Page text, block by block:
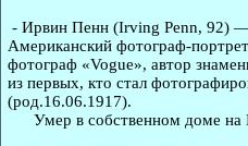
- Ирвин Пенн (Irving Penn, 92)
Американский фотограф-
фотограф «Vogue», автор
из первых, кто стал
(род.16.06.1917).
Умер в собственном доме на